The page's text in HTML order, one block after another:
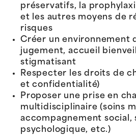
préservatifs, la
et les autres moyens de
risques
Créer un environnement
jugement, accueil
stigmatisant
Respecter les droits de
et confidentialité)
Proposer une prise en
multidisciplinaire (soins
accompagnement social,
psychologique, etc.)